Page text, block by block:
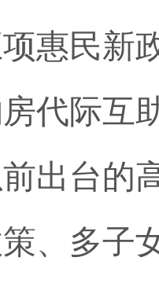
惠民新
代际互
前出台的
、多子